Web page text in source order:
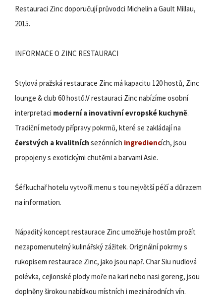
Restauraci Zinc doporučují průvodci Michelin a Gault Millau,
2015.
INFORMACE O ZINC RESTAURACI
Stylová pražská restaurace Zinc má kapacitu 120 hostů, Zinc
lounge & club 60 hostů.V restauraci Zinc nabízíme osobní
interpretaci moderní a inovativní evropské kuchyně.
Tradiční metody přípravy pokrmů, které se zakládají na
čerstvých a kvalitních sezónních ingrediencích, jsou
propojeny s exotickými chutěmi a barvami Asie.
Šéfkuchař hotelu vytvořil menu s tou největší péčí a důrazem
na information.
Nápaditý koncept restaurace Zinc umožňuje hostům prožít
nezapomenutelný kulinářský zážitek. Originální pokrmy s
rukopisem restaurace Zinc, jako jsou např. Char Siu nudlová
polévka, cejlonské plody moře na kari nebo nasi goreng, jsou
doplněny širokou nabídkou místních i mezinárodních vín.